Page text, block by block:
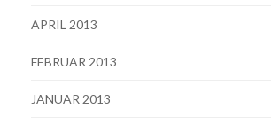
APRIL 2013
FEBRUAR 2013
JANUAR 2013